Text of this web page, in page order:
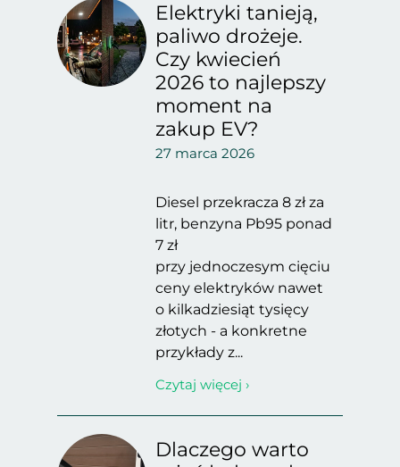
Elektryki tanieją,
paliwo drożeje.
Czy kwiecień
2026 to najlepszy
moment na
zakup EV?
27 marca 2026
Diesel przekracza 8 zł za
litr, benzyna Pb95 ponad
7 zł
przy jednoczesym cięciu
ceny elektryków nawet
o kilkadziesiąt tysięcy
złotych - a konkretne
przykłady z...
Czytaj więcej ›
Dlaczego warto